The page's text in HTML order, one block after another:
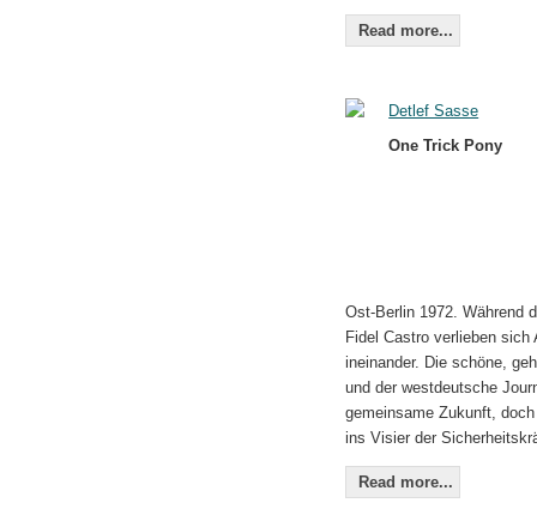
Read more...
Detlef Sasse
One Trick Pony
Ost-Berlin 1972. Während
Fidel Castro verlieben sich
ineinander. Die schöne,
und der westdeutsche
gemeinsame Zukunft,
ins Visier der
Read more...